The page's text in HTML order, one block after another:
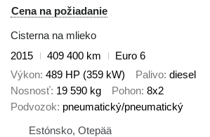
Cena na požiadanie
Cisterna na mlieko
2015
409 400 km
Euro 6
Výkon 489 HP (359 kW) Palivo diesel
Nosnosť 19 590 kg Pohon 8x2
Podvozok pneumatický/pneumatický
Estónsko, Otepää